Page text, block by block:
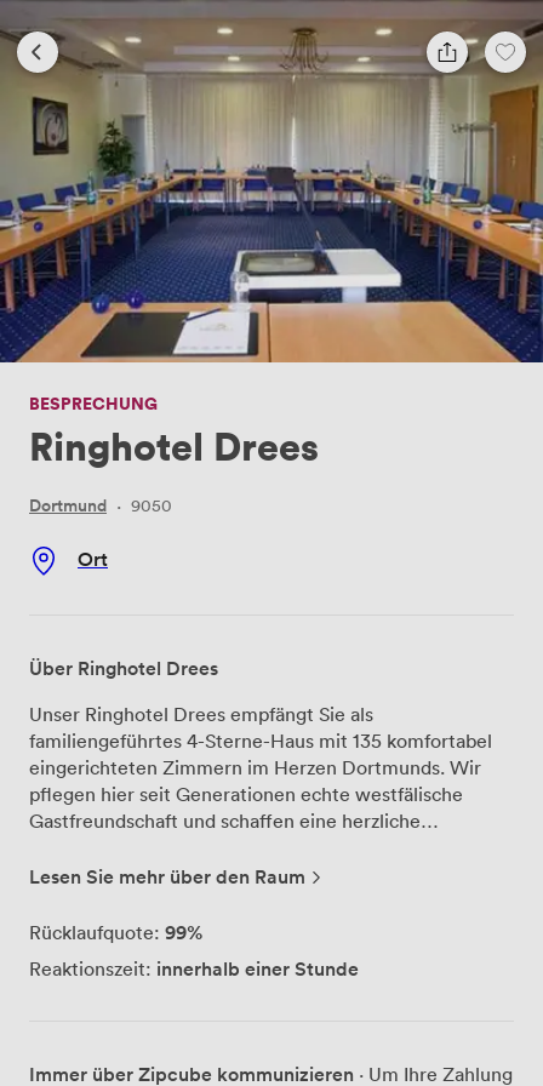
BESPRECHUNG
Ringhotel Drees
Dortmund · 9050
Ort
Über Ringhotel Drees
Unser Ringhotel Drees empfängt Sie als
familiengeführtes 4-Sterne-Haus mit 135 komfortabel
eingerichteten Zimmern im Herzen Dortmunds. Wir
pflegen hier seit Generationen echte westfälische
Gastfreundschaft und schaffen eine herzliche
Moment an wohlfühlen. Für Ihre Tagungen und
flexibel für 5 bis 120 Personen einrichten. Alle Räume
Präsentationstechnik – von der kleinen Besprechung
Lesen Sie mehr über den Raum
Rücklaufquote: 99%
Reaktionszeit: innerhalb einer Stunde
Immer über Zipcube kommunizieren · Um Ihre Zahlung